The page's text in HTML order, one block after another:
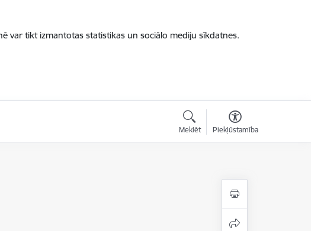
var tikt izmantotas statistikas un sociālo mediju sīkdatnes.
Meklēt Piekļūstamība